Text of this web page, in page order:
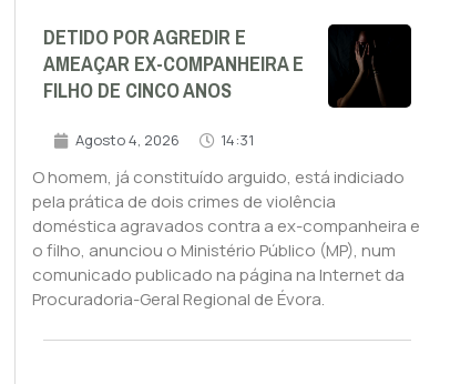
DETIDO POR AGREDIR E
AMEAÇAR EX-COMPANHEIRA E
FILHO DE CINCO ANOS
Agosto 4, 2026 14:31
O homem, já constituído arguido, está indiciado
pela prática de dois crimes de violência
doméstica agravados contra a ex-companheira e
o filho, anunciou o Ministério Público (MP), num
comunicado publicado na página na Internet da
Procuradoria-Geral Regional de Évora.